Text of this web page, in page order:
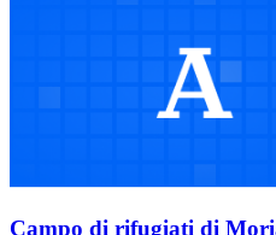
Campo di rifugiati di